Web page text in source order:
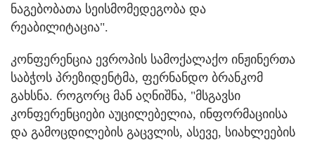
ნაგებობათა სეისმომედეგობა და
რეაბილიტაცია".
კონფერენცია ევროპის სამოქალაქო ინჟინერთა
საბჭოს პრეზიდენტმა, ფერნანდო ბრანკომ
გახსნა. როგორც მან აღნიშნა, "მსგავსი
კონფერენციები აუცილებელია, ინფორმაციისა
და გამოცდილების გაცვლის, ასევე, სიახლეების